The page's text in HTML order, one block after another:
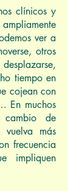
clínicos y
ver a
otros
tiempo en
cojean con
En muchos
cambio de
vuelva más
frecuencia
impliquen